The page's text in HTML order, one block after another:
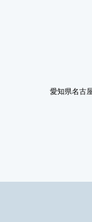
愛知県名古